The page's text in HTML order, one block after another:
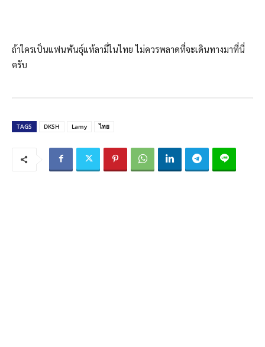
ถ้าใครเป็นแฟนพันธุ์แท้ลามี่ในไทย ไม่ควรพลาดที่จะเดินทางมาที่นี่
ครับ
TAGS DKSH Lamy ไทย